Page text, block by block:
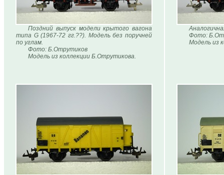
Поздний выпуск модели крытого вагона
типа G (1967-72 гг.??). Модель без поручней
по углам.
Фото: Б.Отрутиков
Модель из коллекции Б.Отрутикова.
Фото:
Модель из